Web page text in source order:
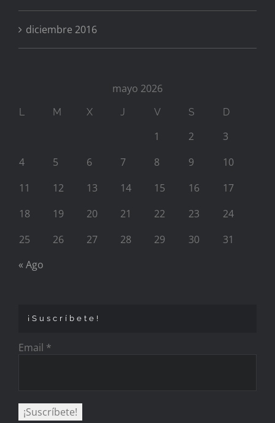
diciembre 2016
mayo 2026
L M X J V S D
1 2
3
4
5 6 7 8 9
10
11
12 13 14 15 16
17
18
19 20 21 22 23
24
25
26 27 28 29 30
31
« Ago
¡Suscríbete!
Email *